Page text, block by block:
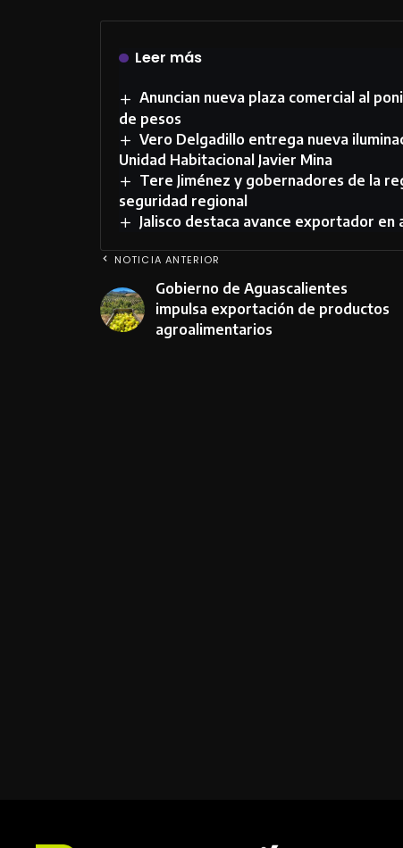
Leer más
Anuncian nueva plaza comercial al
de pesos
Vero Delgadillo entrega nueva
Unidad Habitacional Javier Mina
Tere Jiménez y gobernadores de la
seguridad regional
Jalisco destaca avance exportador
NOTICIA ANTERIOR
Gobierno de Aguascalientes
impulsa exportación de productos
agroalimentarios